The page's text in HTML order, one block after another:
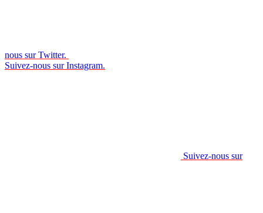
nous sur Twitter.
Suivez-nous sur Instagram.
Suivez-nous sur